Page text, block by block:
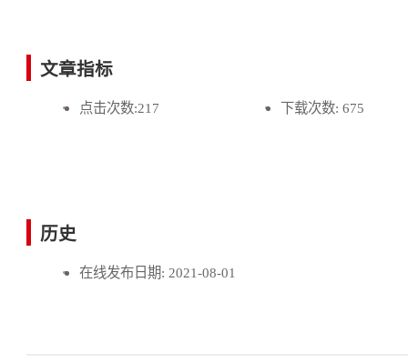
文章指标
点击次数:217 下载次数: 675
历史
在线发布日期: 2021-08-01